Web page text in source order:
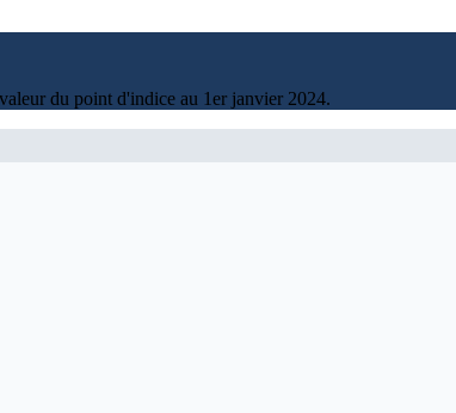
du point d'indice au 1er janvier 2024.